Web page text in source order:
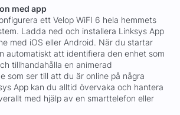
med app
ett Velop WiFI 6 hela hemmets
Ladda ned och installera Linksys App
med iOS eller Android. När du startar
automatiskt att identifiera den enhet som
tillhandahålla en animerad
som ser till att du är online på några
App kan du alltid övervaka och hantera
med hjälp av en smarttelefon eller